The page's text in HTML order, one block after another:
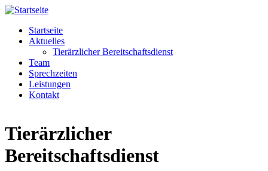
Startseite
Aktuelles
Tierärzlicher Bereitschaftsdienst
Team
Sprechzeiten
Leistungen
Kontakt
Tierärzlicher
Bereitschaftsdienst